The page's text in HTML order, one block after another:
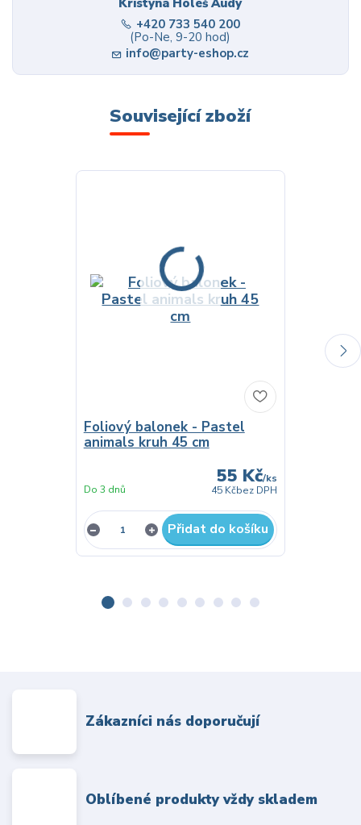
Kristýna Holeš Audy
+420 733 540 200
(Po-Ne, 9-20 hod)
info@party-eshop.cz
Související zboží
Foliový balonek - Pastel
animals kruh 45 cm
55 Kč/ks
45 Kčbez DPH
Do 3 dnů
Přidat do košíku
Zákazníci nás doporučují
Oblíbené produkty vždy skladem